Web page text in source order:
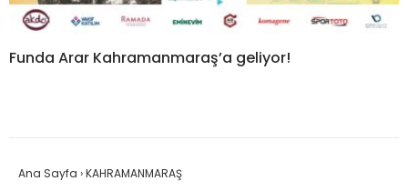
Funda Arar Kahramanmaraş’a geliyor!
Ana Sayfa ›KAHRAMANMARAŞ